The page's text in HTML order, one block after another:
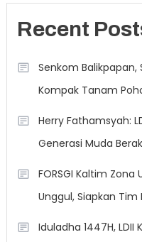
Recent
Senkom Balikpapan,
Kompak Tanam
Herry Fathamsyah:
Generasi Muda
FORSGI Kaltim
Unggul, Siapkan
Iduladha 1447H,